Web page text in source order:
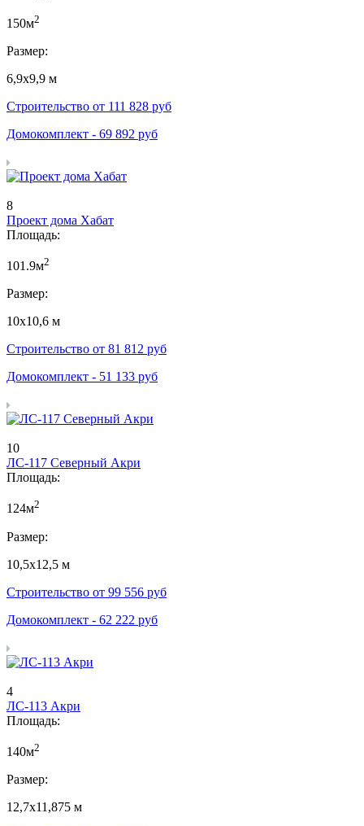
150м2
Размер:
6,9х9,9 м
Строительство от 111 828 руб
Домокомплект - 69 892 руб
8
Проект дома Хабат
Площадь:
101.9м2
Размер:
10х10,6 м
Строительство от 81 812 руб
Домокомплект - 51 133 руб
10
ЛС-117 Северный Акри
Площадь:
124м2
Размер:
10,5х12,5 м
Строительство от 99 556 руб
Домокомплект - 62 222 руб
4
ЛС-113 Акри
Площадь:
140м2
Размер:
12,7х11,875 м